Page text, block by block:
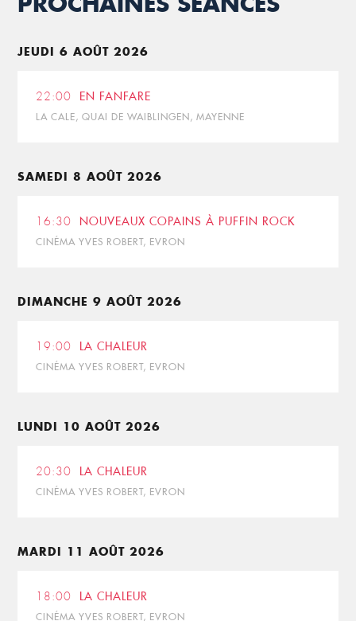
JEUDI 6 AOÛT 2026
22:00 EN FANFARE
LA CALE, QUAI DE WAIBLINGEN, MAYENNE
SAMEDI 8 AOÛT 2026
16:30 NOUVEAUX COPAINS À PUFFIN ROCK
CINÉMA YVES ROBERT, EVRON
DIMANCHE 9 AOÛT 2026
19:00 LA CHALEUR
CINÉMA YVES ROBERT, EVRON
LUNDI 10 AOÛT 2026
20:30 LA CHALEUR
CINÉMA YVES ROBERT, EVRON
MARDI 11 AOÛT 2026
18:00 LA CHALEUR
CINÉMA YVES ROBERT, EVRON